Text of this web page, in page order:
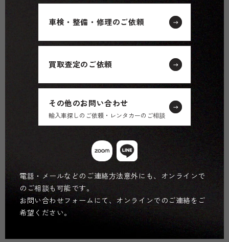
車検・整備・修理のご依頼
買取査定のご依頼
その他のお問い合わせ
輸入車探しのご依頼・レンタカーのご相談
電話・メールなどのご連絡方法意外にも、オンラインで
のご相談も可能です。
お問い合わせフォームにて、オンラインでのご連絡をご
希望ください。